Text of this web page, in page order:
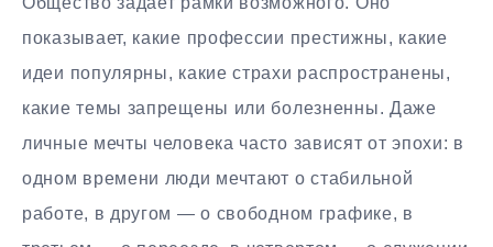
показывает, какие профессии престижны, какие
идеи популярны, какие страхи распространены,
какие темы запрещены или болезненны. Даже
личные мечты человека часто зависят от эпохи: в
одном времени люди мечтают о стабильной
работе, в другом — о свободном графике, в